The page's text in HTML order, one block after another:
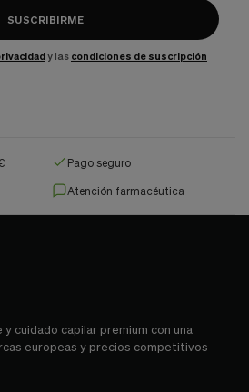
SUSCRIBIRME
y las condiciones de suscripción
Pago seguro
Atención farmacéutica
cuidado capilar premium con una
europeas y precios competitivos